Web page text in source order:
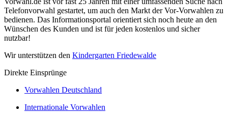
Telefonvorwahl gestartet, um auch den Markt der Vor-Vorwahlen zu
bedienen. Das Informationsportal orientiert sich noch heute an den
Wünschen des Kunden und ist für jeden kostenlos und sicher
nutzbar!
Wir unterstützen den Kindergarten Friedewalde
Direkte Einsprünge
Vorwahlen Deutschland
Internationale Vorwahlen